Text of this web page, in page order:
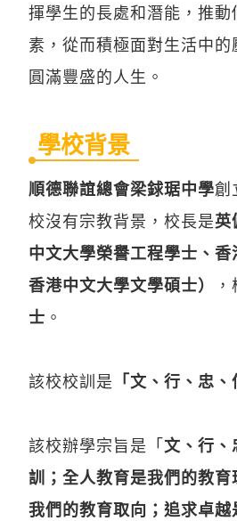
揮學生的長處和潛能，推
素，從而積極面對生活中
圓滿豐盛的人生。
學校背景
順德聯誼總會梁銶琚中學創
校沒有宗教背景，校長是英
中文大學榮譽工程學士、香
香港中文大學文學碩士）
士 。
該校校訓是 「文、行、忠、
該校辦學宗旨是「文、行
訓；全人教育是我們的教
我們的教育取向；追求卓